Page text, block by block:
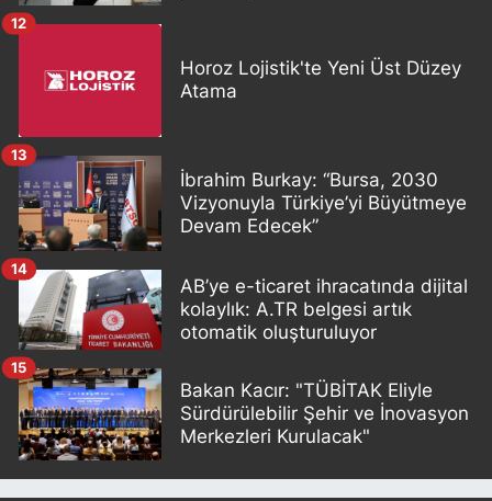
Horoz Lojistik'te Yeni Üst Düzey
Atama
12
İbrahim Burkay: “Bursa, 2030
Vizyonuyla Türkiye’yi Büyütmeye
Devam Edecek”
13
AB’ye e-ticaret ihracatında dijital
kolaylık: A.TR belgesi artık
otomatik oluşturuluyor
14
Bakan Kacır: "TÜBİTAK Eliyle
Sürdürülebilir Şehir ve İnovasyon
Merkezleri Kurulacak"
15